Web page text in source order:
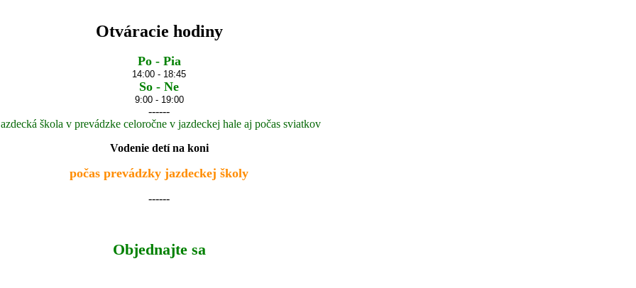
Otváracie hodiny
Po - Pia
14:00 - 18:45
So - Ne
9:00 - 19:00
------
škola v prevádzke celoročne v jazdeckej hale aj počassviatkov
Vodenie detí na koni
počas prevádzky jazdeckej školy
------
Objednajte sa